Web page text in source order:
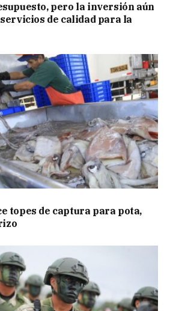
pero la inversión aún
de calidad para la
topes de captura para pota,